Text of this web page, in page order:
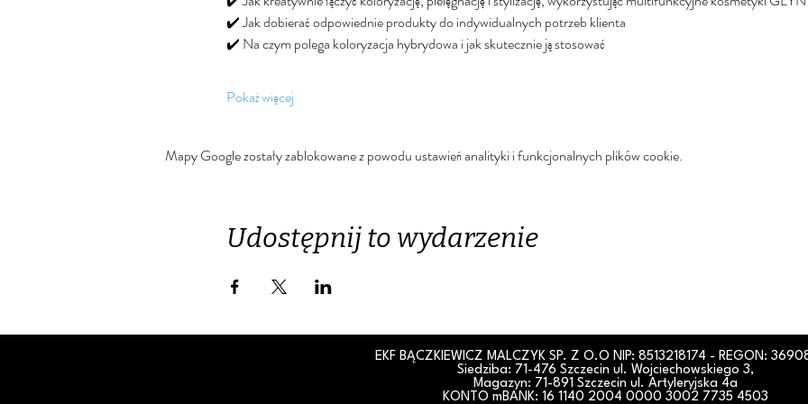
✔️ Jak dobierać odpowiednie produkty do indywidualnych potrzeb klienta
✔️ Na czym polega koloryzacja hybrydowa i jak skutecznie ją stosować
Pokaż więcej
Mapy Google zostały zablokowane z powodu ustawień analityki i funkcjonalnych plików cookie.
Udostępnij to wydarzenie
EKF BĄCZKIEWICZ MALCZYK SP. Z O.O NIP: 8513218174 - REGON:
Siedziba: 71-476 Szczecin u l. Wojciechowskiego 3,
Magazyn: 71-891 Szczecin ul. Artyleryjska 4a
KONTO mBANK: 16 1140 2004 0000 3002 7735 4503